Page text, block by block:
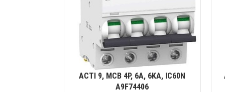
ACTI 9, MCB 4P, 6A, 6KA, IC60N
A9F74406